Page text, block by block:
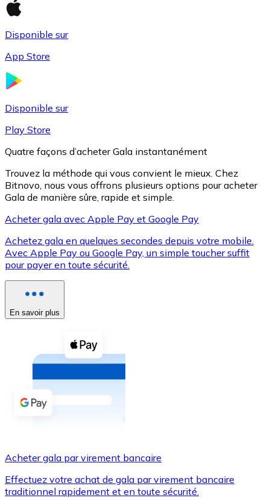
XRP
XRP
Voir toutes
Coupons crypto
Achetez des cryptomonnaies en espèces et d'autres
Acheter avec espèces
Virement SEPA
Utilisez les cartes Visa et Mastercard pour acheter
Disponible sur
App Store
Disponible sur
Play Store
Quatre façons d’acheter Gala instantanément
Trouvez la méthode qui vous convient le mieux. Chez
Bitnovo, nous vous offrons plusieurs options pour acheter
Gala de manière sûre, rapide et simple.
Acheter gala avec Apple Pay et Google Pay
Achetez gala en quelques secondes depuis votre mobile.
Avec Apple Pay ou Google Pay, un simple toucher suffit
pour payer en toute sécurité.
En savoir plus
Acheter gala par virement bancaire
Effectuez votre achat de gala par virement bancaire
traditionnel rapidement et en toute sécurité.